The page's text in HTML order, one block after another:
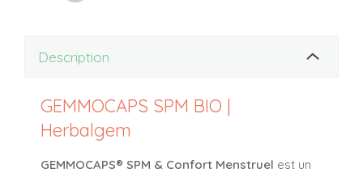
Description
GEMMOCAPS SPM BIO |
Herbalgem
GEMMOCAPS® SPM & Confort Menstruel est un